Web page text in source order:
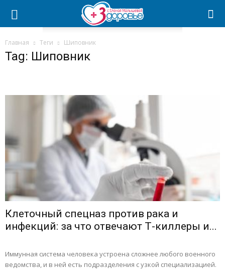
Главная Теги Шиповник
Tag: Шиповник
Клеточный спецназ против рака и
инфекций: за что отвечают Т-киллеры и...
Иммунная система человека устроена сложнее любого военного
ведомства, и в ней есть подразделения с узкой специализацией.